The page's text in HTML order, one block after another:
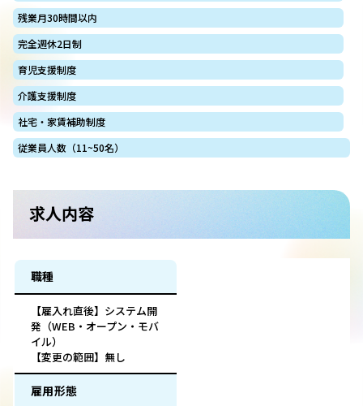
残業月30時間以内
完全週休2日制
育児支援制度
介護支援制度
社宅・家賃補助制度
従業員人数（11~50名）
求人内容
職種
【雇入れ直後】システム開
発（WEB・オープン・モバ
イル）
【変更の範囲】無し
雇用形態